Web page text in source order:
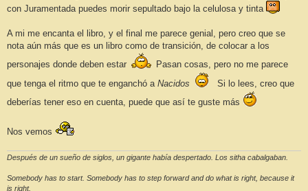
con Juramentada puedes morir sepultado bajo la celulosa y tinta
A mi me encanta el libro, y el final me parece genial, pero creo que se
nota aún más que es un libro como de transición, de colocar a los
personajes donde deben estar
Pasan cosas, pero no me parece
que tenga el ritmo que te enganchó a Nacidos
Si lo lees, creo que
deberías tener eso en cuenta, puede que así te guste más
Nos vemos
Después de un sueño de siglos, un gigante había despertado. Los sitha cabalgaban.
Somebody has to start. Somebody has to step forward and do what is right, because it
is right.